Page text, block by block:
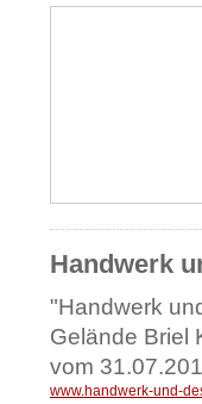
Handwerk
"Handwerk
Gelände Briel
vom
www.handwerk-und-